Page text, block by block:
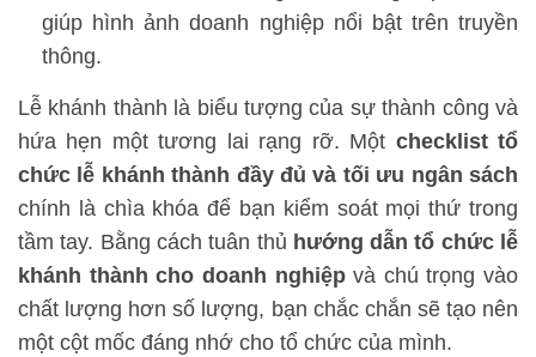
giúp hình ảnh doanh nghiệp nổi bật trên truyền
thông.
Lễ khánh thành là biểu tượng của sự thành công và
hứa hẹn một tương lai rạng rỡ. Một checklist tổ
chức lễ khánh thành đầy đủ và tối ưu ngân sách
chính là chìa khóa để bạn kiểm soát mọi thứ trong
tầm tay. Bằng cách tuân thủ hướng dẫn tổ chức lễ
khánh thành cho doanh nghiệpvà chú trọng vào
chất lượng hơn số lượng, bạn chắc chắn sẽ tạo nên
một cột mốc đáng nhớ cho tổ chức của mình.